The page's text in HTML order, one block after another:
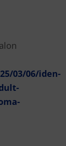
03/06/iden-